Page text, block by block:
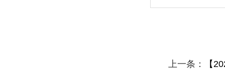
上一条：
【